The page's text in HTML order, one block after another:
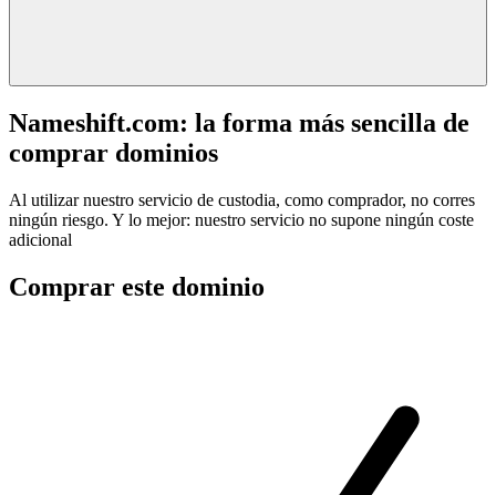
Nameshift.com: la forma más sencilla de
comprar dominios
Al utilizar nuestro servicio de custodia, como comprador, no corres
ningún riesgo. Y lo mejor: nuestro servicio no supone ningún coste
adicional
Comprar este dominio